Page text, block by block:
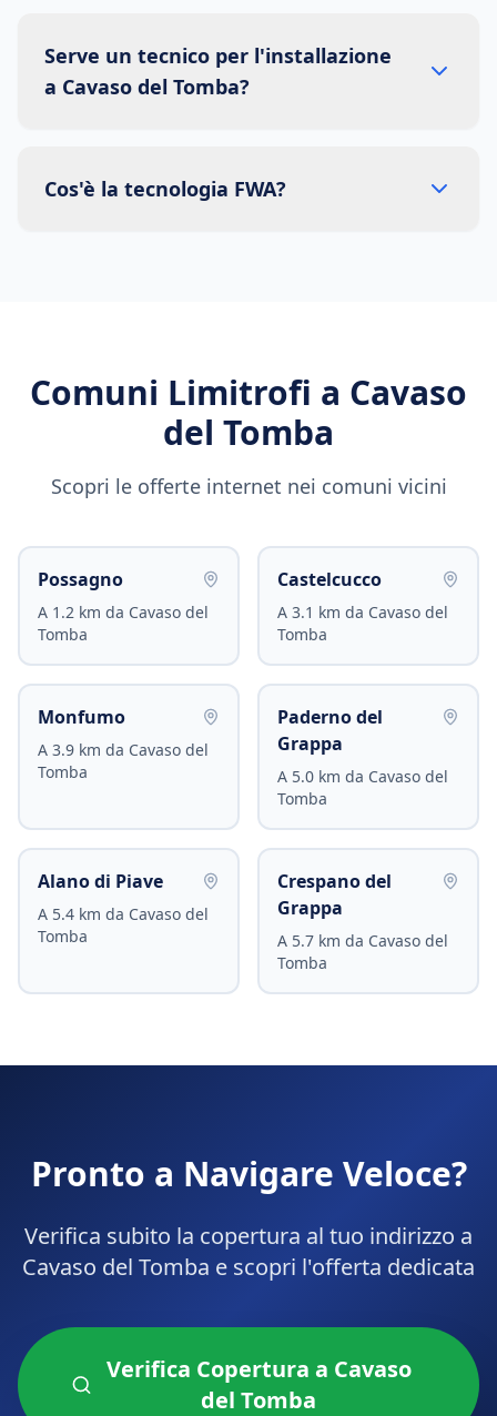
Serve un tecnico per l'installazione
a Cavaso del Tomba?
Cos'è la tecnologia FWA?
Comuni Limitrofi a Cavaso
del Tomba
Scopri le offerte internet nei comuni vicini
Possagno
A 1.2 km da Cavaso del
Tomba
Castelcucco
A 3.1 km da Cavaso del
Tomba
Monfumo
A 3.9 km da Cavaso del
Tomba
Paderno del
Grappa
A 5.0 km da Cavaso del
Tomba
Alano di Piave
A 5.4 km da Cavaso del
Tomba
Crespano del
Grappa
A 5.7 km da Cavaso del
Tomba
Pronto a Navigare Veloce?
Verifica subito la copertura al tuo indirizzo a
Cavaso del Tomba e scopri l'offerta dedicata
Verifica Copertura a Cavaso
del Tomba